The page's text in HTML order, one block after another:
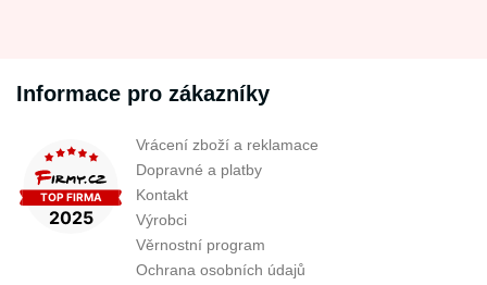
Informace pro zákazníky
Vrácení zboží a reklamace
Dopravné a platby
Kontakt
Výrobci
Věrnostní program
Ochrana osobních údajů